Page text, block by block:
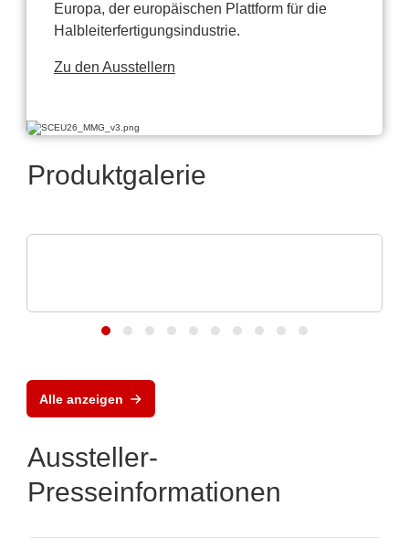
Europa, der europäischen Plattform für die
Halbleiterfertigungsindustrie.
Zu den Ausstellern
Produktgalerie
Alle anzeigen
Aussteller-
Presseinformationen